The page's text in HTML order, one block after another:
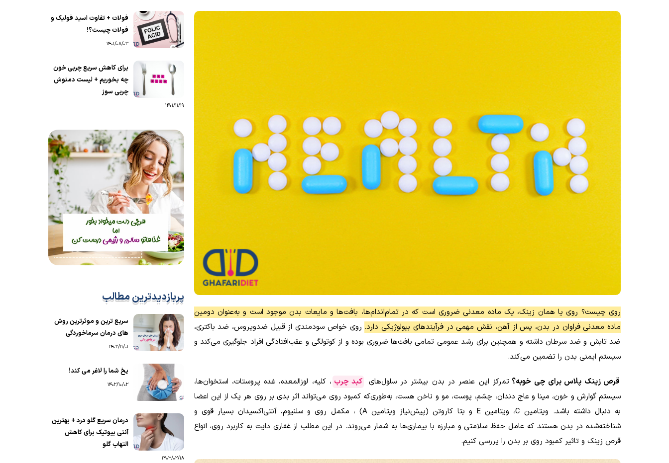
روی چیست؟ روی یا همان زینک، یک ماده معدنی ضروری است که در تمام‌اندام‌ها، بافت‌ها و مایعات بدن موجود است و به‌عنوان دومین
ماده معدنی فراوان در بدن، پس از آهن، نقش مهمی در فرآیندهای بیولوژیکی دارد. روی خواص سودمندی از قبیل ضدویروس، ضد باکتری،
ضد تابش و ضد سرطان داشته و همچنین برای رشد عمومی تمامی بافت‌ها ضروری بوده و از کوتولگی و عقب‌افتادگی افراد جلوگیری می‌کند و
سیستم ایمنی بدن را تضمین می‌کند.
قرص زینک پلاس برای چی خوبه؟ تمرکز این عنصر در بدن بیشتر در سلول‌های کبد چرب ، کلیه، لوزالمعده، غده پروستات، استخوان‌ها،
سیستم گوارش و خون، مینا و عاج دندان، چشم، پوست، مو و ناخن هست، به‌طوری‌که کمبود روی می‌تواند اثر بدی بر روی هر یک از این اعضا
به دنبال داشته باشد. ویتامین C، ویتامینE و بتا کاروتن (پیش‌نیاز ویتامینA) ، مکمل روی و سلنیوم، آنتی‌اکسیدان بسیار قوی و
شناخته‌شده در بدن هستند که عامل حفظ سلامتی و مبارزه با بیماری‌ها به شمار می‌روند. در این مطلب از غفاری دایت به کاربرد روی، انواع
قرص زینک و تاثیر کمبود روی بر بدن را یررسی کنیم.
فولات + تفاوت اسید فولیک و
فولات چیست؟!
1401/08/03
برای کاهش سریع چربی خون
چه بخوریم + لیست دمنوش
چربی سوز
1401/11/19
پربازدیدترین مطالب
سریع ترین و موثرترین روش
های درمان سرماخوردگی
1402/11/01
یخ شما را لاغر می کند!
1402/10/02
درمان سریع گلو درد + بهترین
آنتی بیوتیک برای کاهش
التهاب گلو
1403/02/18